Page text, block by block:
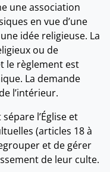
une association
en vue d’une
idée religieuse. La
ou de
le règlement est
La demande
l’intérieur.
l’Église et
(articles 18 à
et de gérer
de leur culte.